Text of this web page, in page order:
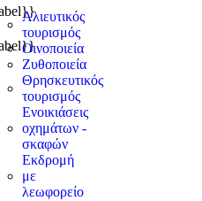
Αλιευτικός
τουρισμός
Οινοποιεία
Ζυθοποιεία
Θρησκευτικός
τουρισμός
Ενοικιάσεις
οχημάτων -
σκαφών
Εκδρομή
με
λεωφορείο